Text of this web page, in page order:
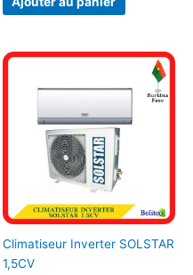
Climatiseur Inverter SOLSTAR
1,5CV